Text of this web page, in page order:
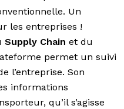
Un
les entreprises !
Supply Chain et du
permet un suivi
l’entreprise. Son
informations
qu’il s’agisse